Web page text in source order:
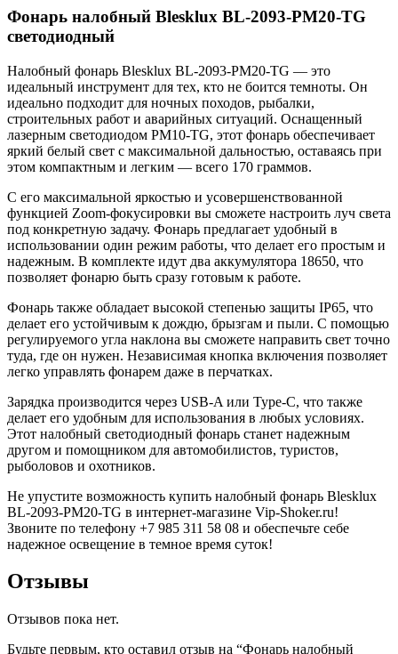
Фонарь налобный Blesklux BL-2093-PM20-TG
светодиодный
Налобный фонарь Blesklux BL-2093-PM20-TG — это
идеальный инструмент для тех, кто не боится темноты. Он
идеально подходит для ночных походов, рыбалки,
строительных работ и аварийных ситуаций. Оснащенный
лазерным светодиодом PM10-TG, этот фонарь обеспечивает
яркий белый свет с максимальной дальностью, оставаясь при
этом компактным и легким — всего 170 граммов.
С его максимальной яркостью и усовершенствованной
функцией Zoom-фокусировки вы сможете настроить луч света
под конкретную задачу. Фонарь предлагает удобный в
использовании один режим работы, что делает его простым и
надежным. В комплекте идут два аккумулятора 18650, что
позволяет фонарю быть сразу готовым к работе.
Фонарь также обладает высокой степенью защиты IP65, что
делает его устойчивым к дождю, брызгам и пыли. С помощью
регулируемого угла наклона вы сможете направить свет точно
туда, где он нужен. Независимая кнопка включения позволяет
легко управлять фонарем даже в перчатках.
Зарядка производится через USB-A или Type-C, что также
делает его удобным для использования в любых условиях.
Этот налобный светодиодный фонарь станет надежным
другом и помощником для автомобилистов, туристов,
рыболовов и охотников.
Не упустите возможность купить налобный фонарь Blesklux
BL-2093-PM20-TG в интернет-магазине Vip-Shoker.ru!
Звоните по телефону +7 985 311 58 08 и обеспечьте себе
надежное освещение в темное время суток!
Отзывы
Отзывов пока нет.
Будьте первым, кто оставил отзыв на “Фонарь налобный